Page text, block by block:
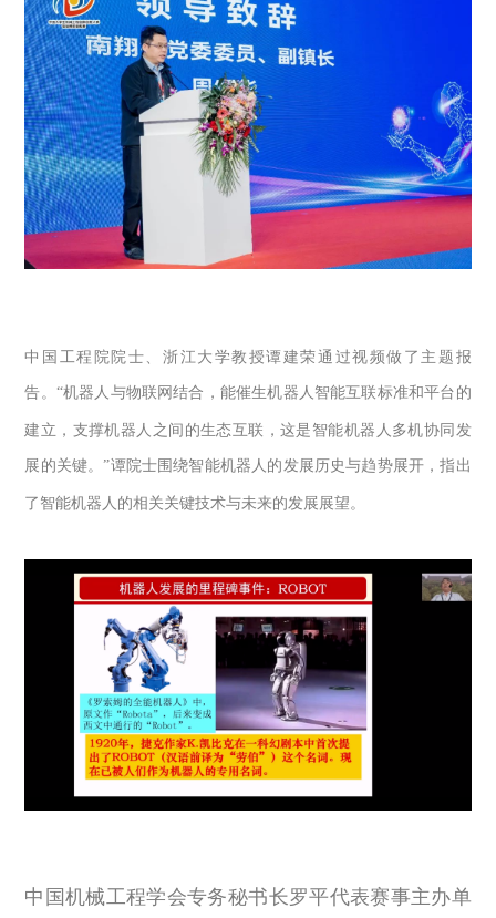
中国工程院院士、浙江大学教授谭建荣通过视频做了主题报
告。 “机器人与物联网结合，能催生机器人智能互联标准和平台的
建立，支撑机器人之间的生态互联，这是智能机器人多机协同发
展的关键。”谭院士围绕智能机器人的发展历史与趋势展开，指出
了智能机器人的相关关键技术与未来的发展展望。
中国机械工程学会专务秘书长罗平代表赛事主办单